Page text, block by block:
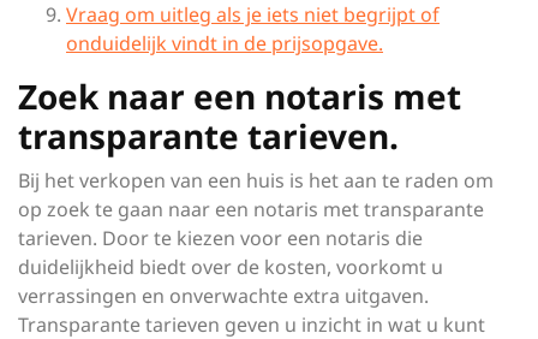
Vraag om uitleg als je iets niet begrijpt of
onduidelijk vindt in de prijsopgave.
Zoek naar een notaris met
transparante tarieven.
Bij het verkopen van een huis is het aan te raden om
op zoek te gaan naar een notaris met transparante
tarieven. Door te kiezen voor een notaris die
duidelijkheid biedt over de kosten, voorkomt u
verrassingen en onverwachte extra uitgaven.
Transparante tarieven geven u inzicht in wat u kunt